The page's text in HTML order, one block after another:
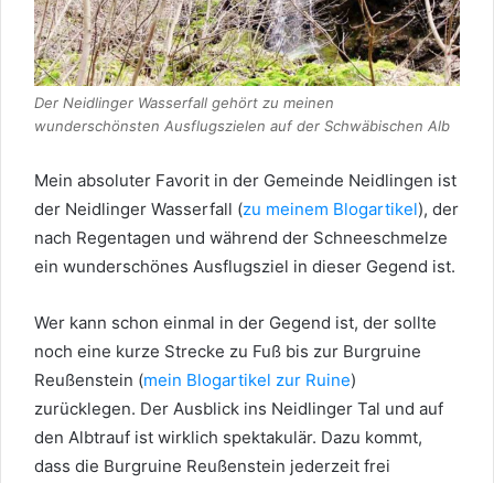
Der Neidlinger Wasserfall gehört zu meinen
wunderschönsten Ausflugszielen auf der Schwäbischen Alb
Mein absoluter Favorit in der Gemeinde Neidlingen ist
der Neidlinger Wasserfall (zu meinem Blogartikel), der
nach Regentagen und während der Schneeschmelze
ein wunderschönes Ausflugsziel in dieser Gegend ist.
Wer kann schon einmal in der Gegend ist, der sollte
noch eine kurze Strecke zu Fuß bis zur Burgruine
Reußenstein (mein Blogartikel zur Ruine)
zurücklegen. Der Ausblick ins Neidlinger Tal und auf
den Albtrauf ist wirklich spektakulär. Dazu kommt,
dass die Burgruine Reußenstein jederzeit frei